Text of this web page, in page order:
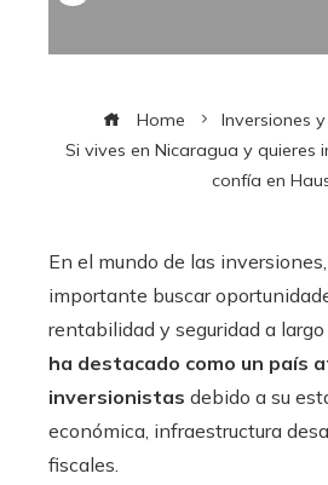
Home
Inversiones
Si vives en Nicaragua y quieres
confía en
En el mundo de las
importante buscar
rentabilidad y seguridad a largo
ha destacado como un país
inversionistas debido a su
económica, infraestructura
fiscales.